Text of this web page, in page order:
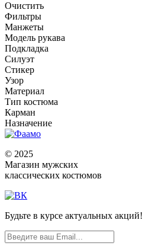
Очистить
Фильтры
Манжеты
Модель рукава
Подкладка
Силуэт
Стикер
Узор
Материал
Тип костюма
Карман
Назначение
© 2025
Магазин мужских
классических костюмов
Будьте в курсе актуальных акций!